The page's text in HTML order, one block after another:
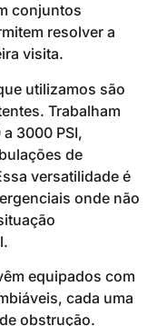
conjuntos
resolver a
visita.
utilizamos são
Trabalham
3000 PSI,
de
versatilidade é
onde não
equipados com
cada uma
obstrução.